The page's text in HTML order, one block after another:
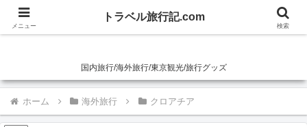
トラベル旅行記.com
国内旅行/海外旅行/東京観光/旅行グッズ
ホーム 海外旅行 クロアチア
メニュー
トラベル旅行記.com
検索